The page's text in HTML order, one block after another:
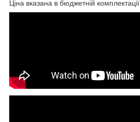
Ціна вказана в бюджетній комплектації.